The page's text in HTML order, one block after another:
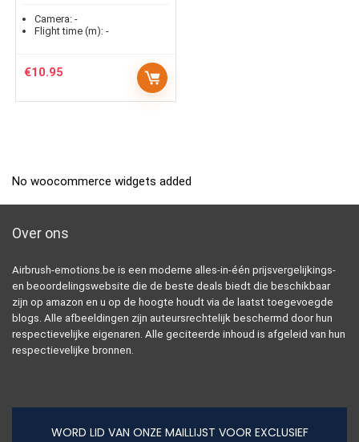
Camera: -
Flight time (m): -
€10.95
No woocommerce widgets added
Over ons
Airbrush-emotions.be is een moderne alles-in-één prijsvergelijkings-
en beoordelingswebsite die de beste deals biedt die beschikbaar
zijn op amazon en u op de hoogte houdt via de laatst toegevoegde
blogs. Alle afbeeldingen zijn auteursrechtelijk beschermd door hun
respectievelijke eigenaren. Alle geciteerde inhoud is afgeleid van hun
respectievelijke bronnen.
WORD LID VAN ONZE MAILLIJST VOOR EXCLUSIEF